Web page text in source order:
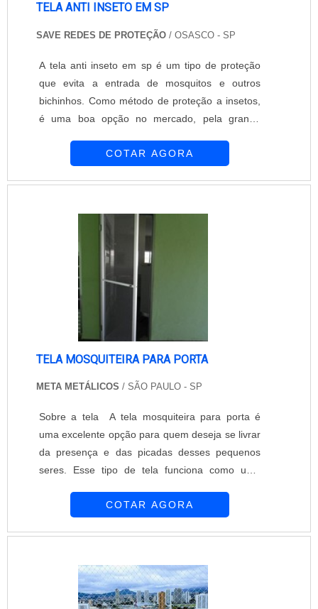
TELA ANTI INSETO EM SP
SAVE REDES DE PROTEÇÃO / OSASCO - SP
A tela anti inseto em sp é um tipo de proteção
que evita a entrada de mosquitos e outros
bichinhos. Como método de proteção a insetos,
é uma boa opção no mercado, pela grande
necessário fazer a medida da janela, corte o
após abra um lado da costura e cole com cola
tela, assim, só coloque o velcro na parte de trás
COTAR AGORA
TELA MOSQUITEIRA PARA PORTA
META METÁLICOS / SÃO PAULO - SP
Sobre a tela A tela mosquiteira para porta é
uma excelente opção para quem deseja se livrar
da presença e das picadas desses pequenos
seres. Esse tipo de tela funciona como uma
dentro dos ambientes, e ainda não interfere na
COTAR AGORA